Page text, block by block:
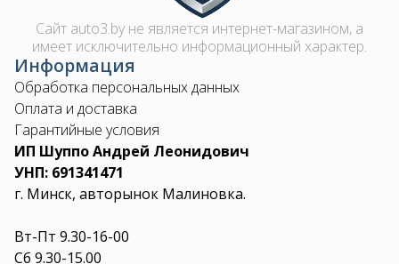
Сайт auto3.by не является интернет-магазином, а
имеет исключительно информационный характер.
Информация
Обработка персональных данных
Оплата и доставка
Гарантийные условия
ИП Шуппо Андрей Леонидович
УНП: 691341471
г. Минск, авторынок Малиновка.
Вт-Пт 9.30-16-00
Сб 9.30-15.00